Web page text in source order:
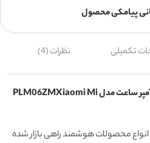
پیامکی محصول
تکمیلی نظرات (4)
PLM06ZMXiaomi Mi
محصولات هوشمند راهی بازار شده